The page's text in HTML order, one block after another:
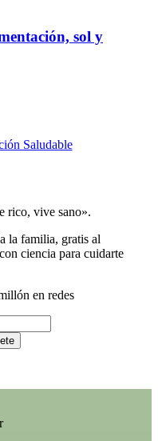
sol y
Saludable
rico, vive sano».
la familia, gratis al
ciencia para cuidarte
en redes